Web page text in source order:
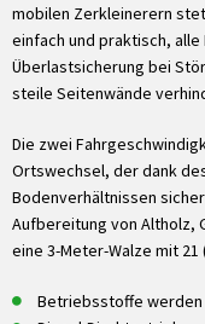
mobilen Zerkleinerern
einfach und praktisch,
Überlastsicherung bei
steile Seitenwände
Die zwei
Ortswechsel, der dank
Bodenverhältnissen
Aufbereitung von Altholz,
eine 3-Meter-Walze mit
Betriebsstoffe